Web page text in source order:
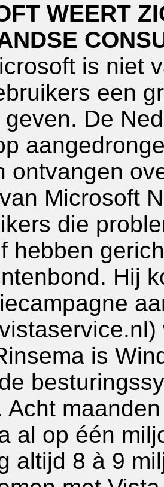
WEERT
is niet
een
geven. De
ontvangen
Microsoft
die
hebben
Hij
is
Acht
al op één
altijd 8 à 9